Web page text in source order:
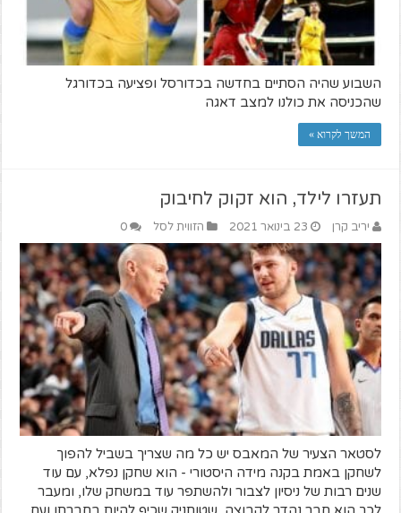
השבוע שהיה הסתיים בחדשה בכדורסל ופציעה בכדורגל
שהכניסה את כולנו למצב דאגה
המשך לקרוא »
תעזרו לילד, הוא זקוק לחיבוק
יריב קרן 23 בינואר 2021 הזווית לסל 0
לסטאר הצעיר של המאבס יש כל מה שצריך בשביל להפוך
לשחקן באמת בקנה מידה היסטורי - הוא שחקן נפלא, עם עוד
שנים רבות של ניסיון לצבור ולהשתפר עוד במשחק שלו, ומעבר